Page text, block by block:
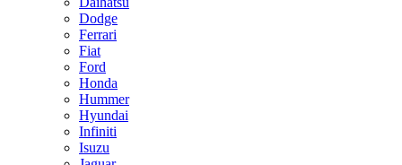
Dodge
Ferrari
Fiat
Ford
Honda
Hummer
Hyundai
Infiniti
Isuzu